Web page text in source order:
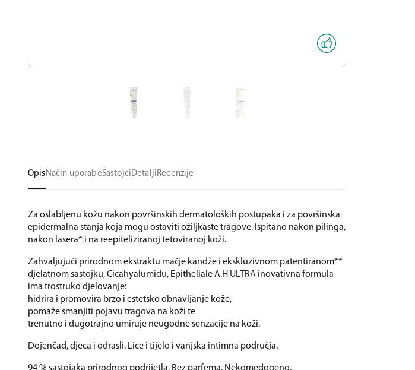
OpisNačin uporabeSastojciDetaljiRecenzije
Za oslabljenu kožu nakon površinskih dermatoloških postupaka i za površinska
epidermalna stanja koja mogu ostaviti ožiljkaste tragove. Ispitano nakon pilinga,
nakon lasera* i na reepiteliziranoj tetoviranoj koži.
Zahvaljujući prirodnom ekstraktu mačje kandže i ekskluzivnom patentiranom**
djelatnom sastojku, Cicahyalumidu, Epitheliale A.H ULTRA inovativna formula
ima trostruko djelovanje:
hidrira i promovira brzo i estetsko obnavljanje kože,
pomaže smanjiti pojavu tragova na koži te
trenutno i dugotrajno umiruje neugodne senzacije na koži.
Dojenčad, djeca i odrasli. Lice i tijelo i vanjska intimna područja.